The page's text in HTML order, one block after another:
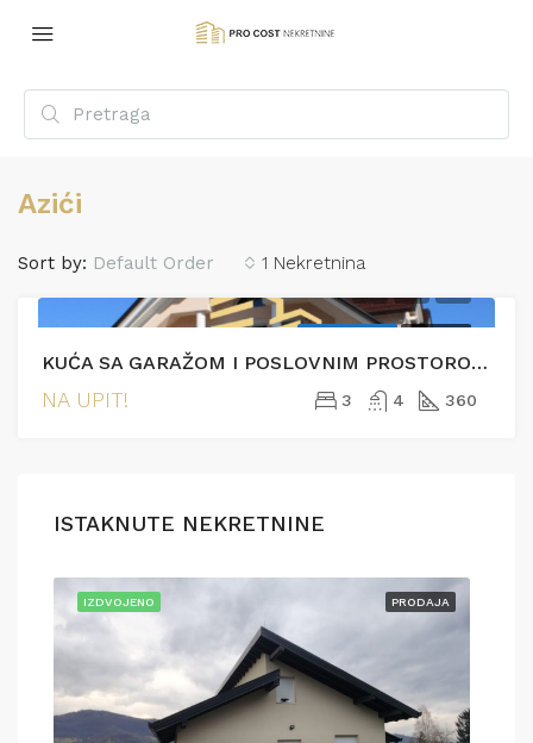
Azići
1 Nekretnina
Sort by: Default Order
KUĆA SA GARAŽOM I POSLOVNIM PROSTOROM- AZIĆI
NA UPIT! 3 4 360
ISTAKNUTE NEKRETNINE
PRODAJA
IZDVOJENO